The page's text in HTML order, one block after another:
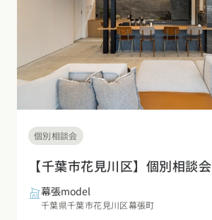
個別相談会
【千葉市花見川区】個別相談会
幕張model
千葉県千葉市花見川区幕張町